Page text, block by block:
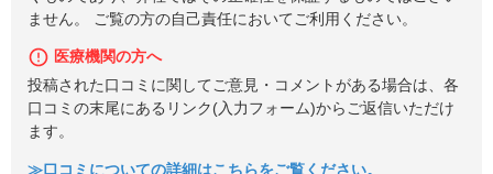
ません。 ご覧の方の自己責任においてご利用ください。
医療機関の方へ
投稿された口コミに関してご意見・コメントがある場合は、各
口コミの末尾にあるリンク(入力フォーム)からご返信いただけ
ます。
≫口コミについての詳細はこちらをご覧ください。